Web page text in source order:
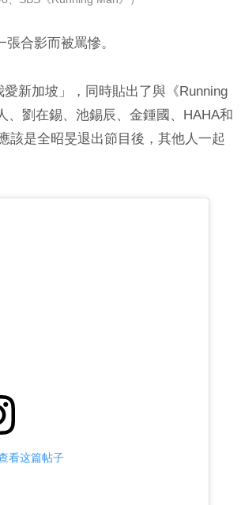
合影而被罵慘。
新加坡」，同時貼出了與《Running
、劉在錫、池錫辰、金鍾國、HAHA和
該是全昭旻退出節目後，其他人一起
看这篇帖子